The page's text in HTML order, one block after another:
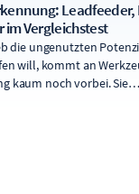
im Vergleichstest
die ungenutzten
will, kommt an
kaum noch vorbei. Sie
Traffic und liefern
und